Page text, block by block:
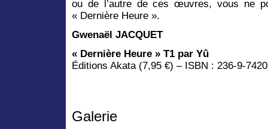
ou de l’autre de ces œuvres, vous ne
« Dernière Heure ».
Gwenaël JACQUET
« Dernière Heure » T1 par Yû
Éditions Akata (7,95 €) – ISBN : 236-9-
Galerie